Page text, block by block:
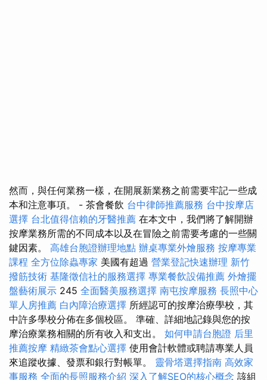
然而，與任何業務一樣，在開展新業務之前需要牢記一些成
本和注意事項。 - 茶會餐飲 台中律師推薦服務 台中按摩店
選擇 台北值得信賴的牙醫推薦 在本文中，我們將了解開辦
按摩業務所需的不同成本以及在冒險之前需要考慮的一些關
鍵因素。 高雄台胞證辦理地點 辦桌專業外燴服務 按摩專業
課程 全方位除蟲專家 美國有超過 營業登記快速辦理 新竹
撥筋技術 基隆徵信社的服務選擇 專業餐飲設備推薦 外燴擺
盤藝術展示 245 全面醫美服務選擇 南屯按摩服務 長照中心
單人房推薦 白內障治療選擇 所經認可的按摩治療學校，其
中許多學校分佈在多個校區。 準確、詳細地記錄與您的按
摩治療業務相關的所有收入和支出。 如何申請台胞證 后里
推薦按摩 精緻茶會點心選擇 使用會計軟體或聘請專業人員
來追蹤收據、發票和銀行對帳單。 靈骨塔選擇指南 高效家
事服務 全面的長照服務介紹 深入了解SEO的核心概念 該組